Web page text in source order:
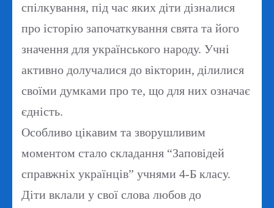
спілкування, під час яких діти дізналися
про історію започаткування свята та його
значення для українського народу. Учні
активно долучалися до вікторин, ділилися
своїми думками про те, що для них означає
єдність.
Особливо цікавим та зворушливим
моментом стало складання “Заповідей
справжніх українців” учнями 4-Б класу.
Діти вклали у свої слова любов до